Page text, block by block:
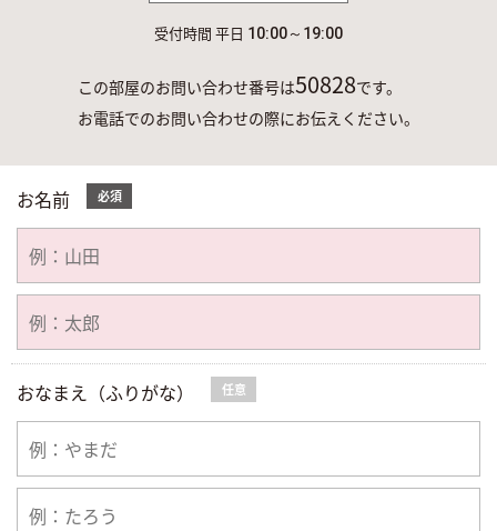
受付時間 平日 10:00～19:00
この部屋のお問い合わせ番号は50828です。
お電話でのお問い合わせの際にお伝えください。
お名前 必須
おなまえ（ふりがな） 任意